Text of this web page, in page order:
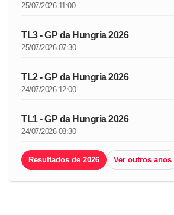
25/07/2026 11:00
TL3 - GP da Hungria 2026
25/07/2026 07:30
TL2 - GP da Hungria 2026
24/07/2026 12:00
TL1 - GP da Hungria 2026
24/07/2026 08:30
Resultados de 2026 Ver outros anos